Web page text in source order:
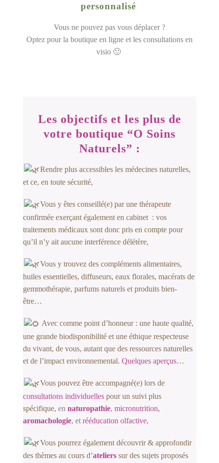
personnalisé
Vous ne pouvez pas vous déplacer ?
Optez pour la boutique en ligne et les consultations en
visio 🙂
Les objectifs et les plus de
votre boutique “O Soins
Naturels” :
Rendre plus accessibles les médecines naturelles,
et ce, en toute sécurité,
Vous y êtes conseillé(e) par une thérapeute
confirmée exerçant également en cabinet : vos
traitements médicaux sont donc pris en compte pour
qu’il n’y ait aucune interférence délétère,
Vous y trouvez des compléments alimentaires,
huiles essentielles, diffuseurs, eaux florales, macérats de
gemmothérapie, parfums naturels etproduits bien-
être…
Avec comme point d’honneur : une haute qualité,
une grande biodisponibilité et une éthique respecteuse
du vivant, de vous, autant que des ressources naturelles
et de l’impact environnemental.Quelques aperçus…
Vous pouvez être accompagné(e) lors de
consultations individuelles pour un suivi plus
spécifique,ennaturopathie,micronutrition,
aromachologie, etrééducation olfactive,
Vous pourrez également découvrir & approfondir
des thèmes au cours d’ateliers sur des sujets proposés